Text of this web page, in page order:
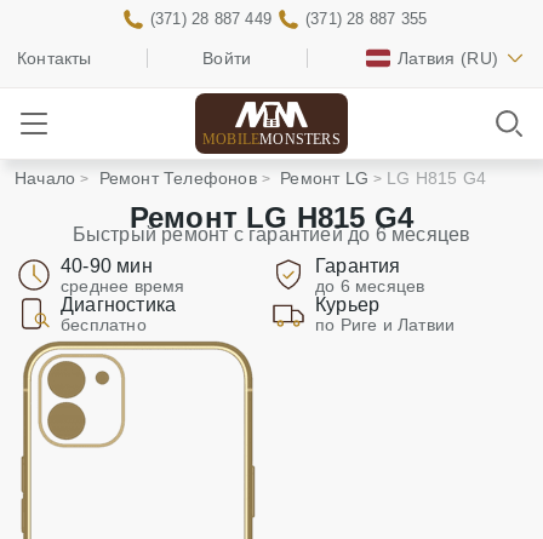
Контакты Войти Латвия (RU)
(371) 28 887 449 (371) 28 887 355
MOBILEMONSTERS
Начало Ремонт Телефонов Ремонт LG LG H815 G4
Ремонт LG H815 G4
Быстрый ремонт с гарантией до 6 месяцев
40-90 мин
среднее время
Гарантия
до 6 месяцев
Диагностика
бесплатно
Курьер
по Риге и Латвии